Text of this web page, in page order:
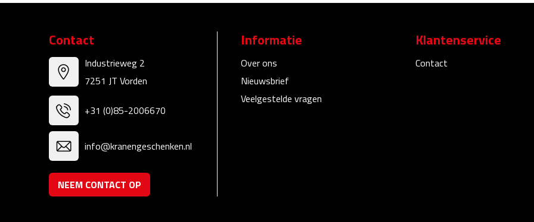
Contact
Industrieweg 2
7251 JT Vorden
+31 (0)85-2006670
info@kranengeschenken.nl
NEEM CONTACT OP
Informatie
Over ons
Nieuwsbrief
Veelgestelde vragen
Klantenservice
Contact